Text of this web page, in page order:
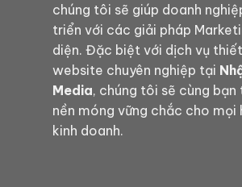
chúng tôi sẽ giúp doanh
triển với các giải pháp
diện. Đặc biệt với dịch vụ
website chuyên nghiệp tại
Media, chúng tôi sẽ cùng bạn
nền móng vững chắc cho mọi
kinh doanh.